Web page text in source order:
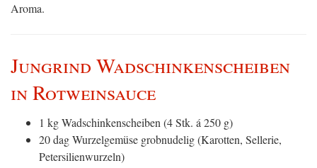
Aroma.
Jungrind Wadschinkenscheiben
in Rotweinsauce
1 kg Wadschinkenscheiben (4 Stk. á 250 g)
20 dag Wurzelgemüse grobnudelig (Karotten, Sellerie,
Petersilienwurzeln)